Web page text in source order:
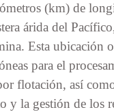
(km) de
árida del
Esta ubicación
para el
flotación, así
y la gestión de los